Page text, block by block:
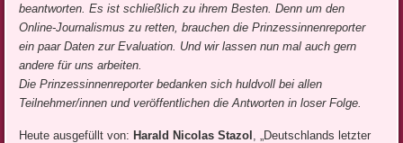
beantworten. Es ist schließlich zu ihrem Besten. Denn um den
Online-Journalismus zu retten, brauchen die Prinzessinnenreporter
ein paar Daten zur Evaluation. Und wir lassen nun mal auch gern
andere für uns arbeiten.
Die Prinzessinnenreporter bedanken sich huldvoll bei allen
Teilnehmer/innen und veröffentlichen die Antworten in loser Folge.
Heute ausgefüllt von: Harald Nicolas Stazol
, „Deutschlands letzter